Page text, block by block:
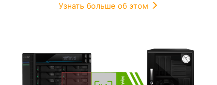
Узнать больше об этом